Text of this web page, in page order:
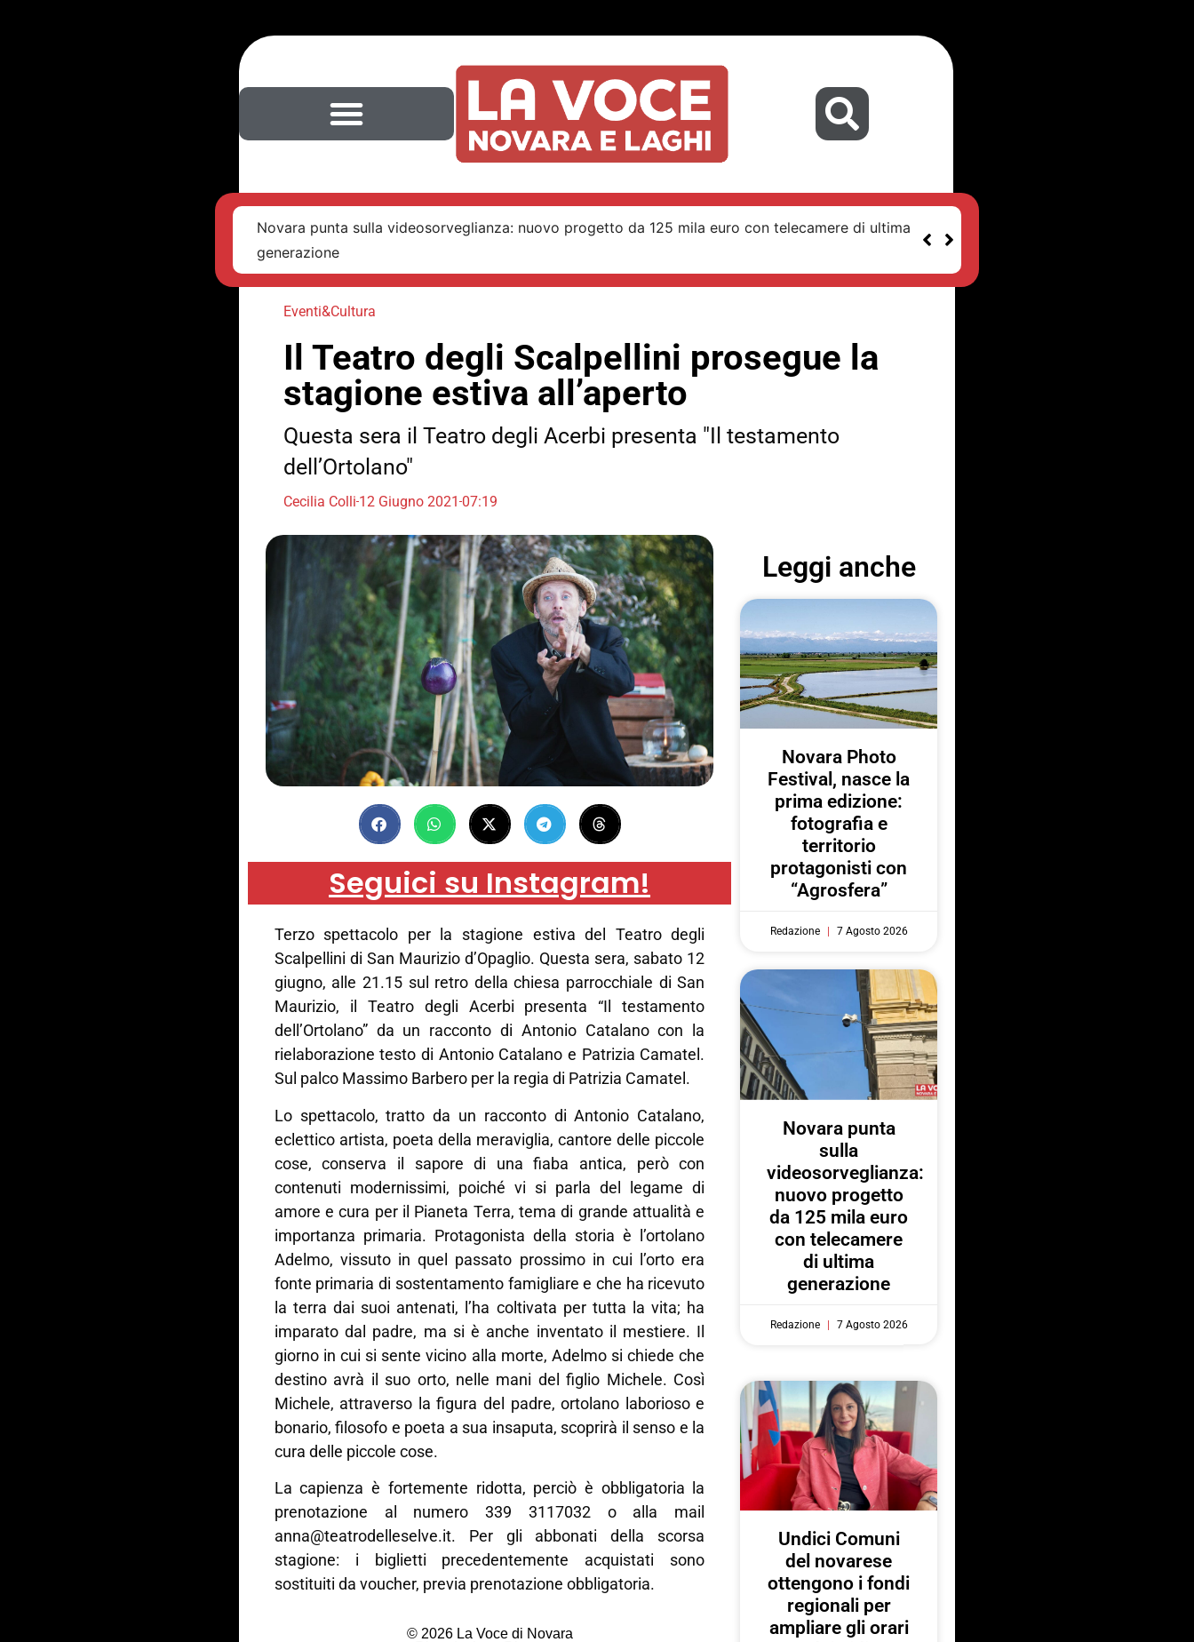
Novara punta sulla videosorveglianza: nuovo progetto da 125 mila euro con telecamere di ultima
generazione
Eventi&Cultura
Il Teatro degli Scalpellini prosegue la
stagione estiva all’aperto
Questa sera il Teatro degli Acerbi presenta "Il testamento
dell’Ortolano"
Cecilia Colli12 Giugno 2021 07:19
Seguici su Instagram!
Terzo spettacolo per la stagione estiva del Teatro degli
Scalpellini di San Maurizio d’Opaglio. Questa sera, sabato 12
giugno, alle 21.15 sul retro della chiesa parrocchiale di San
Maurizio, il Teatro degli Acerbi presenta “Il testamento
dell’Ortolano” da un racconto di Antonio Catalano con la
rielaborazione testo di Antonio Catalano e Patrizia Camatel.
Sul palco Massimo Barbero per la regia di Patrizia Camatel.
Lo spettacolo, tratto da un racconto di Antonio Catalano,
eclettico artista, poeta della meraviglia, cantore delle piccole
cose, conserva il sapore di una fiaba antica, però con
contenuti modernissimi, poiché vi si parla del legame di
amore e cura per il Pianeta Terra, tema di grande attualità e
importanza primaria. Protagonista della storia è l’ortolano
Adelmo, vissuto in quel passato prossimo in cui l’orto era
fonte primaria di sostentamento famigliare e che ha ricevuto
la terra dai suoi antenati, l’ha coltivata per tutta la vita; ha
imparato dal padre, ma si è anche inventato il mestiere. Il
giorno in cui si sente vicino alla morte, Adelmo si chiede che
destino avrà il suo orto, nelle mani del figlio Michele. Così
Michele, attraverso la figura del padre, ortolano laborioso e
bonario, filosofo e poeta a sua insaputa, scoprirà il senso e la
cura delle piccole cose.
La capienza è fortemente ridotta, perciò è obbligatoria la
prenotazione al numero 339 3117032 o alla mail
anna@teatrodelleselve.it. Per gli abbonati della scorsa
stagione: i biglietti precedentemente acquistati sono
sostituiti da voucher, previa prenotazione obbligatoria.
© 2026 La Voce di Novara
Leggi anche
Novara Photo
Festival, nasce la
prima edizione:
fotografia e
territorio
protagonisti con
“Agrosfera”
Redazione 7 Agosto 2026
Novara punta
sulla
videosorveglianza:
nuovo progetto
da 125 mila euro
con telecamere
di ultima
generazione
Redazione 7 Agosto 2026
Undici Comuni
del novarese
ottengono i fondi
regionali per
ampliare gli orari